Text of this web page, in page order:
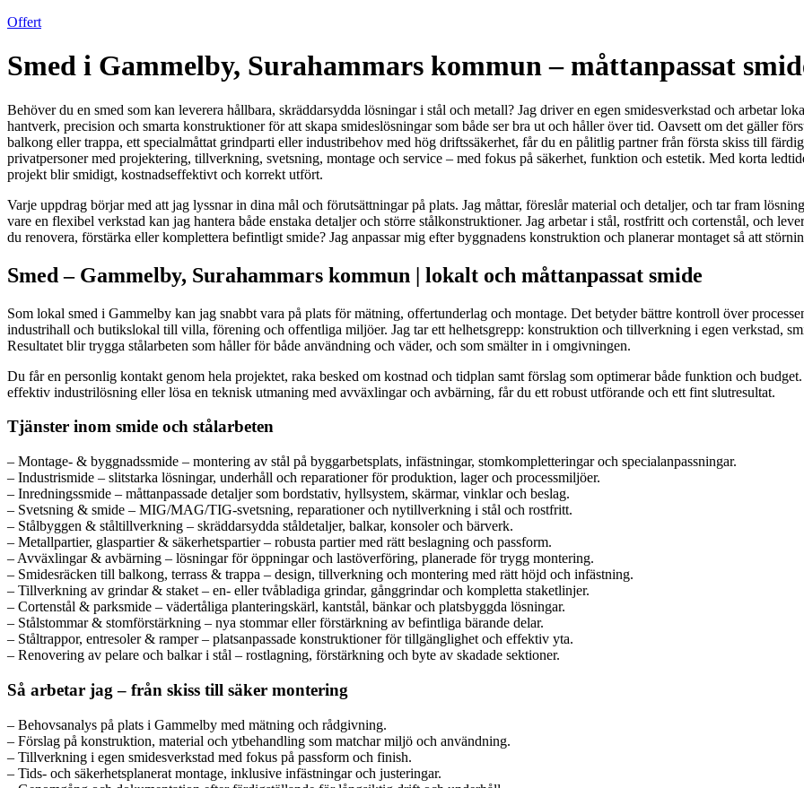
Offert
Smed i Gammelby, Surahammars kommun – måttanpassat
Behöver du en smed som kan leverera hållbara, skräddarsydda lösningar i stål och metall? Jag driver en egen smidesverkstad och arbetar
hantverk, precision och smarta konstruktioner för att skapa smideslösningar som både ser bra ut och håller över tid. Oavsett om det gäller
balkong eller trappa, ett specialmåttat grindparti eller industribehov med hög driftssäkerhet, får du en pålitlig partner från första skiss till
privatpersoner med projektering, tillverkning, svetsning, montage och service – med fokus på säkerhet, funktion och estetik. Med korta
projekt blir smidigt, kostnadseffektivt och korrekt utfört.
Varje uppdrag börjar med att jag lyssnar in dina mål och förutsättningar på plats. Jag måttar, föreslår material och detaljer, och tar fram
vare en flexibel verkstad kan jag hantera både enstaka detaljer och större stålkonstruktioner. Jag arbetar i stål, rostfritt och cortenstål, och
du renovera, förstärka eller komplettera befintligt smide? Jag anpassar mig efter byggnadens konstruktion och planerar montaget så att
Smed – Gammelby, Surahammars kommun | lokalt och måttanpassat smide
Som lokal smed i Gammelby kan jag snabbt vara på plats för mätning, offertunderlag och montage. Det betyder bättre kontroll över
industrihall och butikslokal till villa, förening och offentliga miljöer. Jag tar ett helhetsgrepp: konstruktion och tillverkning i egen verkstad,
Resultatet blir trygga stålarbeten som håller för både användning och väder, och som smälter in i omgivningen.
Du får en personlig kontakt genom hela projektet, raka besked om kostnad och tidplan samt förslag som optimerar både funktion och
effektiv industrilösning eller lösa en teknisk utmaning med avväxlingar och avbärning, får du ett robust utförande och ett fint slutresultat.
Tjänster inom smide och stålarbeten
– Montage- & byggnadssmide – montering av stål på byggarbetsplats, infästningar, stomkompletteringar och specialanpassningar.
– Industrismide – slitstarka lösningar, underhåll och reparationer för produktion, lager och processmiljöer.
– Inredningssmide – måttanpassade detaljer som bordstativ, hyllsystem, skärmar, vinklar och beslag.
– Svetsning & smide – MIG/MAG/TIG-svetsning, reparationer och nytillverkning i stål och rostfritt.
– Stålbyggen & ståltillverkning – skräddarsydda ståldetaljer, balkar, konsoler och bärverk.
– Metallpartier, glaspartier & säkerhetspartier – robusta partier med rätt beslagning och passform.
– Avväxlingar & avbärning – lösningar för öppningar och lastöverföring, planerade för trygg montering.
– Smidesräcken till balkong, terrass & trappa – design, tillverkning och montering med rätt höjd och infästning.
– Tillverkning av grindar & staket – en- eller tvåbladiga grindar, gånggrindar och kompletta staketlinjer.
– Cortenstål & parksmide – vädertåliga planteringskärl, kantstål, bänkar och platsbyggda lösningar.
– Stålstommar & stomförstärkning – nya stommar eller förstärkning av befintliga bärande delar.
– Ståltrappor, entresoler & ramper – platsanpassade konstruktioner för tillgänglighet och effektiv yta.
– Renovering av pelare och balkar i stål – rostlagning, förstärkning och byte av skadade sektioner.
Så arbetar jag – från skiss till säker montering
– Behovsanalys på plats i Gammelby med mätning och rådgivning.
– Förslag på konstruktion, material och ytbehandling som matchar miljö och användning.
– Tillverkning i egen smidesverkstad med fokus på passform och finish.
– Tids- och säkerhetsplanerat montage, inklusive infästningar och justeringar.